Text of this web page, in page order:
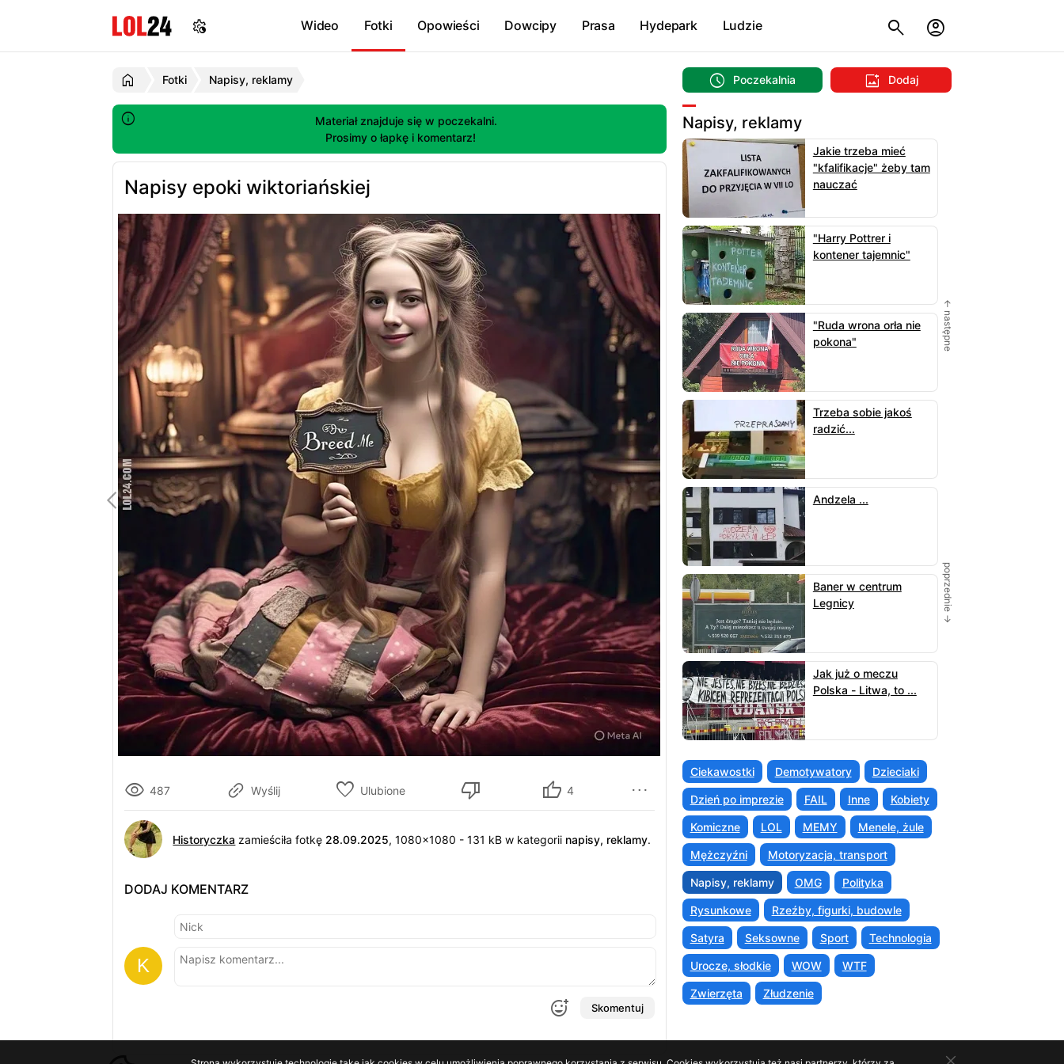
Wideo Fotki Opowieści Dowcipy Prasa Hydepark Ludzie
Fotki Napisy, reklamy
Materiał znajduje się w poczekalni.
Prosimy o łapkę i komentarz!
Napisy epoki wiktoriańskiej
487 Wyślij Ulubione 4
Historyczka zamieściła fotkę 28.09.2025, 1080x1080 - 131 kB w kategorii napisy, reklamy.
DODAJ KOMENTARZ
Skomentuj
Poczekalnia Dodaj
Napisy, reklamy
Jakie trzeba mieć
"kfalifikacje" żeby tam
nauczać
"Harry Pottrer i
kontener tajemnic"
"Ruda wrona orła nie
pokona"
Trzeba sobie jakoś
radzić...
Andzela ...
Baner w centrum
Legnicy
Jak już o meczu
Polska - Litwa, to ...
← następne
poprzednie →
Ciekawostki Demotywatory Dzieciaki
Dzień po imprezie FAIL Inne Kobiety
Komiczne LOL MEMY Menele, żule
Mężczyźni Motoryzacja, transport
Napisy, reklamy OMG Polityka
Rysunkowe Rzeźby, figurki, budowle
Satyra Seksowne Sport Technologia
Urocze, słodkie WOW WTF
Zwierzęta Złudzenie